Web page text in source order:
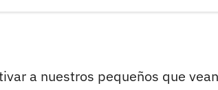
a nuestros pequeños que